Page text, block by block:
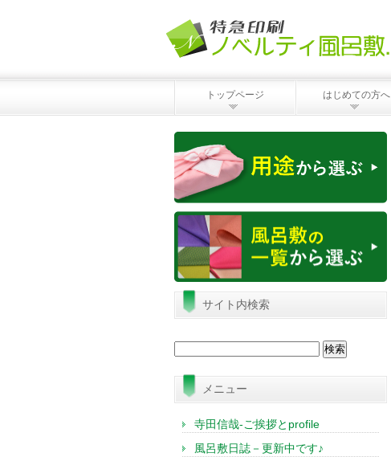
トップページ はじめての方へ
サイト内検索
メニュー
寺田信哉-ご挨拶とprofile
風呂敷日誌－更新中です♪